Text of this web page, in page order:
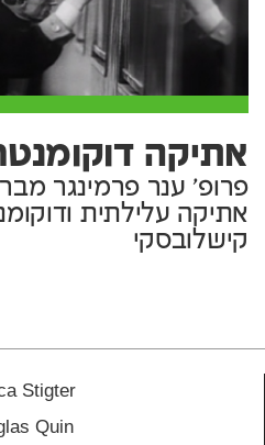
אתיקה
פרופ’ ענר פרמינגר
אתיקה עלילתית
קישלובסקי
Stigter
Quin